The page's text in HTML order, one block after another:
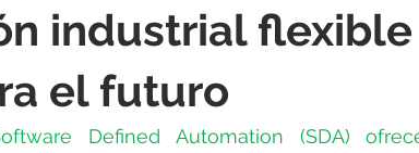
elektrotools-P059000
industrial flexible
el futuro
Defined Automation (SDA)